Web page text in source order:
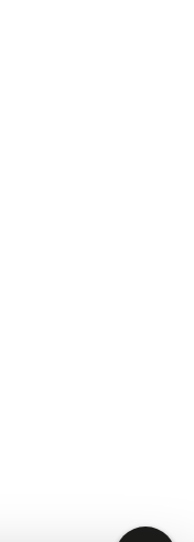
corps noir,
de